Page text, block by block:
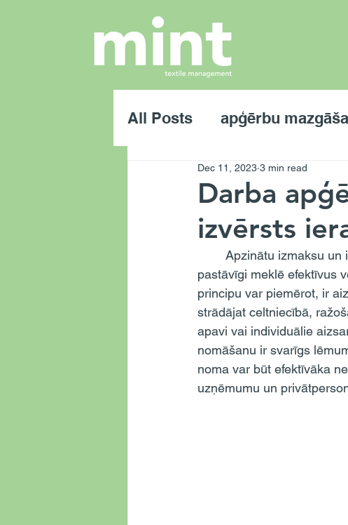
All Posts apģērbu
apdruka
Darba
izvērsts
Dec 11, 2023 3 min read
pastāvīgi meklē efektīvus
principu var piemērot, ir
strādājat celtniecībā,
apavi vai individuālie
nomāšanu ir svarīgs
noma var būt efektīvāka
uzņēmumu un